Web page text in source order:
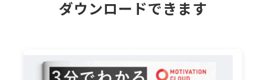
ダウンロードできます